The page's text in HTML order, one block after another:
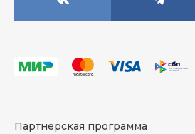
Партнерская программа